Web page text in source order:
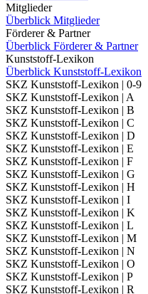
Mitglieder
Überblick Mitglieder
Förderer & Partner
Überblick Förderer & Partner
Kunststoff-Lexikon
Überblick Kunststoff-Lexikon
SKZ Kunststoff-Lexikon | 0-9
SKZ Kunststoff-Lexikon | A
SKZ Kunststoff-Lexikon | B
SKZ Kunststoff-Lexikon | C
SKZ Kunststoff-Lexikon | D
SKZ Kunststoff-Lexikon | E
SKZ Kunststoff-Lexikon | F
SKZ Kunststoff-Lexikon | G
SKZ Kunststoff-Lexikon | H
SKZ Kunststoff-Lexikon | I
SKZ Kunststoff-Lexikon | K
SKZ Kunststoff-Lexikon | L
SKZ Kunststoff-Lexikon | M
SKZ Kunststoff-Lexikon | N
SKZ Kunststoff-Lexikon | O
SKZ Kunststoff-Lexikon | P
SKZ Kunststoff-Lexikon | R